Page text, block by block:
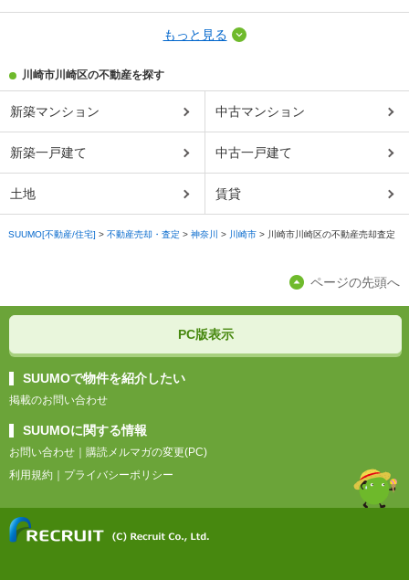
もっと見る
川崎市川崎区の不動産を探す
新築マンション 中古マンション
新築一戸建て 中古一戸建て
土地 賃貸
SUUMO[不動産/住宅] > 不動産売却・査定 > 神奈川 > 川崎市 > 川崎市川崎区の不動産売却査定
ページの先頭へ
PC版表示
SUUMOで物件を紹介したい
掲載のお問い合わせ
SUUMOに関する情報
お問い合わせ
購読メルマガの変更(PC)
利用規約
プライバシーポリシー